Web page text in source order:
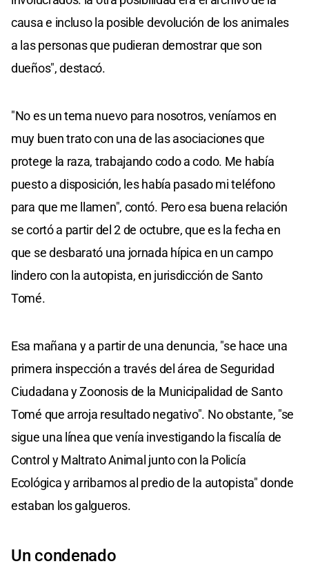
causa e incluso la posible devolución de los animales
a las personas que pudieran demostrar que son
dueños", destacó.
"No es un tema nuevo para nosotros, veníamos en
muy buen trato con una de las asociaciones que
protege la raza, trabajando codo a codo. Me había
puesto a disposición, les había pasado mi teléfono
para que me llamen", contó. Pero esa buena relación
se cortó a partir del 2 de octubre, que es la fecha en
que se desbarató una jornada hípica en un campo
lindero con la autopista, en jurisdicción de Santo
Tomé.
Esa mañana y a partir de una denuncia, "se hace una
primera inspección a través del área de Seguridad
Ciudadana y Zoonosis de la Municipalidad de Santo
Tomé que arroja resultado negativo". No obstante, "se
sigue una línea que venía investigando la fiscalía de
Control y Maltrato Animal junto con la Policía
Ecológica y arribamos al predio de la autopista" donde
estaban los galgueros.
Un condenado